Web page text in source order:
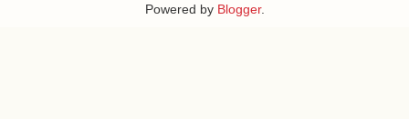
Powered by Blogger.